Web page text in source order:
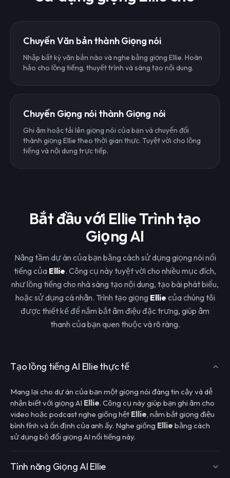
Chuyển Văn bản thành Giọng nói
Nhập bất kỳ văn bản nào và nghe bằng giọng Ellie. Hoàn
hảo cho lồng tiếng, thuyết trình và sáng tạo nội dung.
Chuyển Giọng nói thành Giọng nói
Ghi âm hoặc tải lên giọng nói của bạn và chuyển đổi
thành giọng Ellie theo thời gian thực. Tuyệt vời cho lồng
tiếng và nội dung trực tiếp.
Bắt đầu với Ellie Trình tạo
Giọng AI
Nâng tầm dự án của bạn bằng cách sử dụng giọng nói nổi
tiếng của Ellie. Công cụ này tuyệt vời cho nhiều mục đích,
như lồng tiếng cho nhà sáng tạo nội dung, tạo bài phát biểu,
hoặc sử dụng cá nhân. Trình tạo giọng Ellie của chúng tôi
được thiết kế để nắm bắt âm điệu đặc trưng, giúp âm
thanh của bạn quen thuộc và rõ ràng.
Tạo lồng tiếng AI Ellie thực tế
Mang lại cho dự án của bạn một giọng nói đáng tin cậy và dễ
nhận biết với giọng AI Ellie. Công cụ này giúp bạn ghi âm cho
video hoặc podcast nghe giống hệt Ellie, nắm bắt giọng điệu
bình tĩnh và ổn định của anh ấy. Nghe giống Ellie bằng cách
sử dụng bộ đổi giọng AI nổi tiếng này.
Tính năng Giọng AI Ellie